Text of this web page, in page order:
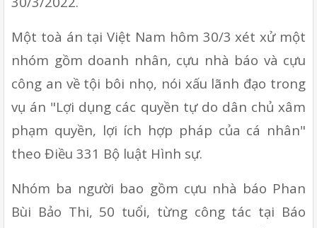
Một toà án tại Việt Nam hôm 30/3 xét xử một
nhóm gồm doanh nhân, cựu nhà báo và cựu
công an về tội bôi nhọ, nói xấu lãnh đạo trong
vụ án "Lợi dụng các quyền tự do dân chủ xâm
phạm quyền, lợi ích hợp pháp của cá nhân"
theo Điều 331 Bộ luật Hình sự.
Nhóm ba người bao gồm cựu nhà báo Phan
Bùi Bảo Thi, 50 tuổi, từng công tác tại Báo